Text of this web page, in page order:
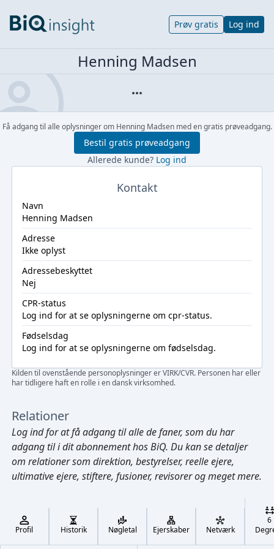
Cmd/Ctrl + K
Prøv gratis Log ind
Henning Madsen
Få adgang til alle oplysninger om Henning Madsen med en gratis prøveadgang.
Bestil gratis prøveadgang
Allerede kunde? Log ind
Kontakt
Navn
Henning Madsen
Adresse
Ikke oplyst
Adressebeskyttet
Nej
CPR-status
Log ind for at se oplysningerne om cpr-status.
Fødselsdag
Log ind for at se oplysningerne om fødselsdag.
Kilden til ovenstående personoplysninger er VIRK/CVR. Personen har eller
har tidligere haft en rolle i en dansk virksomhed.
Relationer
Log indfor at få adgang til alle de faner, som du har
adgang til i dit abonnement hos BiQ. Du kan se detaljer
om relationer som direktion, bestyrelser, reelle ejere,
ultimative ejere, stiftere, fusioner, revisorer og meget mere.
Profil Historik Nøgletal Ejerskaber Netværk
6